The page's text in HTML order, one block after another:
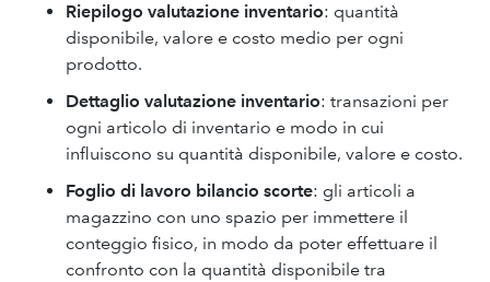
Riepilogo valutazione inventario: quantità
disponibile, valore e costo medio per ogni
prodotto.
Dettaglio valutazione inventario: transazioni per
ogni articolo di inventario e modo in cui
influiscono su quantità disponibile, valore e costo.
Foglio di lavoro bilancio scorte: gli articoli a
magazzino con uno spazio per immettere il
conteggio fisico, in modo da poter effettuare il
confronto con la quantità disponibile tra